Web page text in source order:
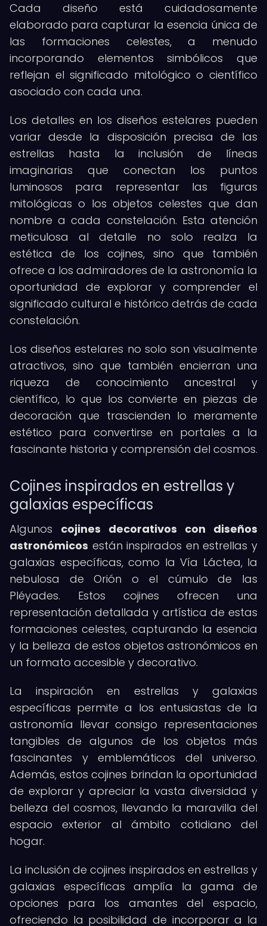
Cada diseño está cuidadosamente
elaborado para capturar la esencia única de
las formaciones celestes, a menudo
incorporando elementos simbólicos que
reflejan el significado mitológico o científico
asociado con cada una.
Los detalles en los diseños estelares pueden
variar desde la disposición precisa de las
estrellas hasta la inclusión de líneas
imaginarias que conectan los puntos
luminosos para representar las figuras
mitológicas o los objetos celestes que dan
nombre a cada constelación. Esta atención
meticulosa al detalle no solo realza la
estética de los cojines, sino que también
ofrece a los admiradores de la astronomía la
oportunidad de explorar y comprender el
significado cultural e histórico detrás de cada
constelación.
Los diseños estelares no solo son visualmente
atractivos, sino que también encierran una
riqueza de conocimiento ancestral y
científico, lo que los convierte en piezas de
decoración que trascienden lo meramente
estético para convertirse en portales a la
fascinante historia y comprensión del cosmos.
Cojines inspirados en estrellas y
galaxias específicas
Algunos cojines decorativos con diseños
astronómicos están inspirados en estrellas y
galaxias específicas, como la Vía Láctea, la
nebulosa de Orión o el cúmulo de las
Pléyades. Estos cojines ofrecen una
representación detallada y artística de estas
formaciones celestes, capturando la esencia
y la belleza de estos objetos astronómicos en
un formato accesible y decorativo.
La inspiración en estrellas y galaxias
específicas permite a los entusiastas de la
astronomía llevar consigo representaciones
tangibles de algunos de los objetos más
fascinantes y emblemáticos del universo.
Además, estos cojines brindan la oportunidad
de explorar y apreciar la vasta diversidad y
belleza del cosmos, llevando la maravilla del
espacio exterior al ámbito cotidiano del
hogar.
La inclusión de cojines inspirados en estrellas y
galaxias específicas amplía la gama de
opciones para los amantes del espacio,
ofreciendo la posibilidad de incorporar a la